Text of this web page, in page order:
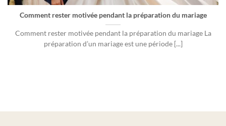
Comment rester motivée pendant la préparation du mariage
Comment rester motivée pendant la préparation du mariage La
préparation d’un mariage est une période [...]